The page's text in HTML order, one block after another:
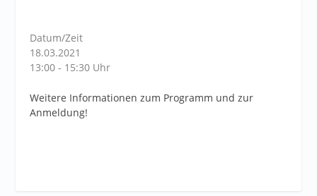
Datum/Zeit
18.03.2021
13:00 - 15:30 Uhr
Weitere Informationen zum Programm und zur
Anmeldung!